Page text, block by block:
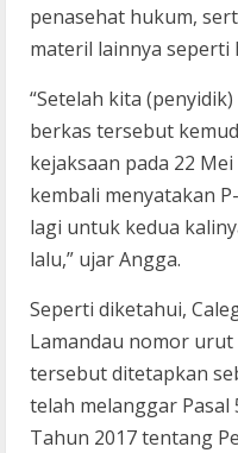
penasehat hukum,
materil lainnya seperti
“Setelah kita
berkas tersebut
kejaksaan pada 22
kembali menyatakan
lagi untuk kedua
lalu,” ujar Angga.
Seperti diketahui,
Lamandau nomor urut
tersebut ditetapkan
telah melanggar
Tahun 2017 tentang